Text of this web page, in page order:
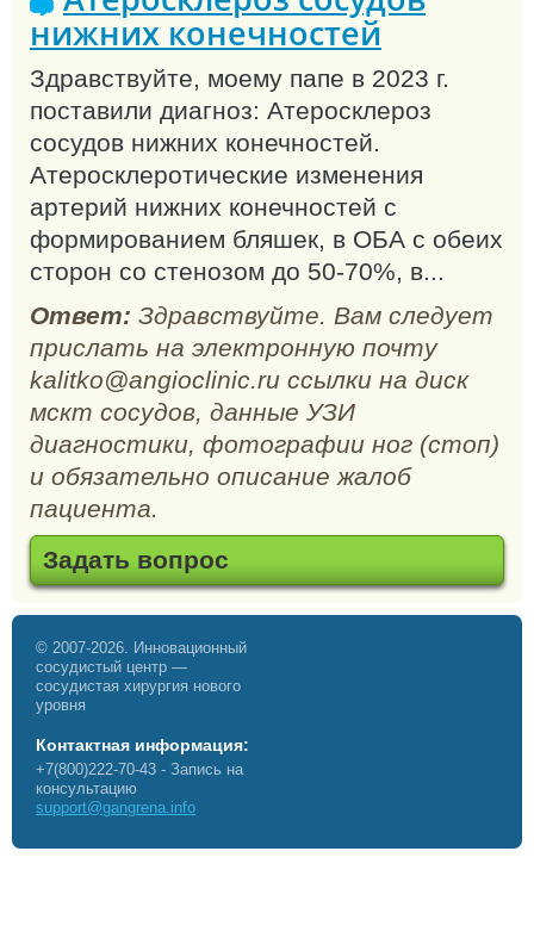
нижних конечностей
Здравствуйте, моему папе в 2023 г.
поставили диагноз: Атеросклероз
сосудов нижних конечностей.
Атеросклеротические изменения
артерий нижних конечностей с
формированием бляшек, в ОБА с обеих
сторон со стенозом до 50-70%, в...
Ответ: Здравствуйте. Вам следует
прислать на электронную почту
kalitko@angioclinic.ru ссылки на диск
мскт сосудов, данные УЗИ
диагностики, фотографии ног (стоп)
и обязательно описание жалоб
пациента.
Задать вопрос
© 2007-2026. Инновационный
сосудистый центр —
сосудистая хирургия нового
уровня
Контактная информация:
+7(800)222-70-43 - Запись на
консультацию
support@gangrena.info